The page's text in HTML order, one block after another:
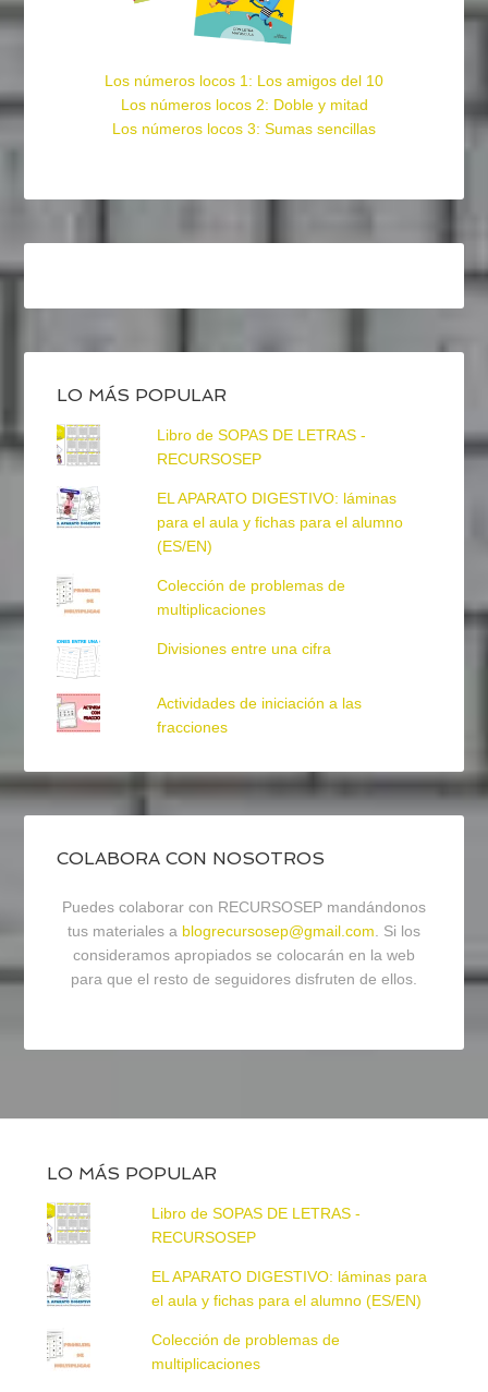
Los números locos 1: Los amigos del 10
Los números locos 2: Doble y mitad
Los números locos 3: Sumas sencillas
LO MÁS POPULAR
Libro de SOPAS DE LETRAS -
RECURSOSEP
EL APARATO DIGESTIVO: láminas
para el aula y fichas para el alumno
(ES/EN)
Colección de problemas de
multiplicaciones
Divisiones entre una cifra
Actividades de iniciación a las
fracciones
COLABORA CON NOSOTROS
Puedes colaborar con RECURSOSEP mandándonos
tus materiales a blogrecursosep@gmail.com. Si los
consideramos apropiados se colocarán en la web
para que el resto de seguidores disfruten de ellos.
LO MÁS POPULAR
Libro de SOPAS DE LETRAS -
RECURSOSEP
EL APARATO DIGESTIVO: láminas para
el aula y fichas para el alumno (ES/EN)
Colección de problemas de
multiplicaciones